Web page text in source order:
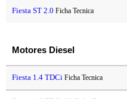
Fiesta ST 2.0 Ficha Tecnica
Motores Diesel
Fiesta 1.4 TDCi Ficha Tecnica